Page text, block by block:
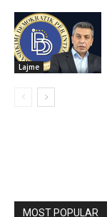
Lajme
MOST POPULAR